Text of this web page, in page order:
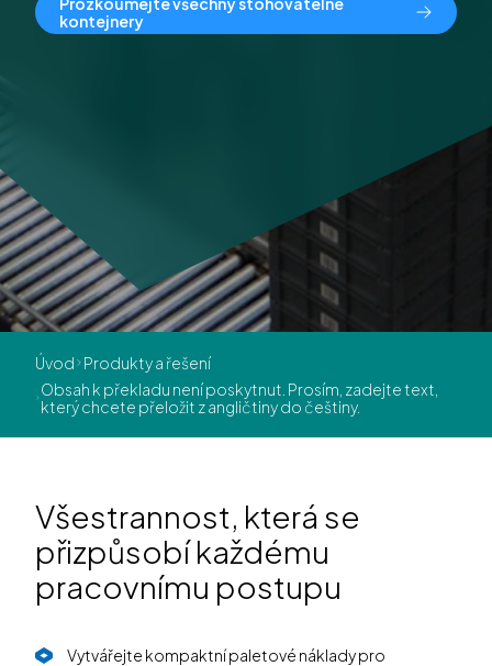
kontejnery
Úvod Produkty a řešení
Obsah k překladu není poskytnut. Prosím, zadejte text,
který chcete přeložit z angličtiny do češtiny.
Všestrannost, která se
přizpůsobí každému
pracovnímu postupu
Vytvářejte kompaktní paletové náklady pro